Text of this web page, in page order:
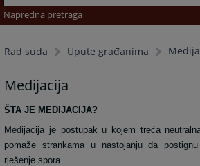
Napredna pretraga
Rad suda Upute građanima
Medijacija
ŠTA JE MEDIJACIJA?
Medijacija je postupak u kojem treća
pomaže strankama u nastojanju da
rješenje spora.